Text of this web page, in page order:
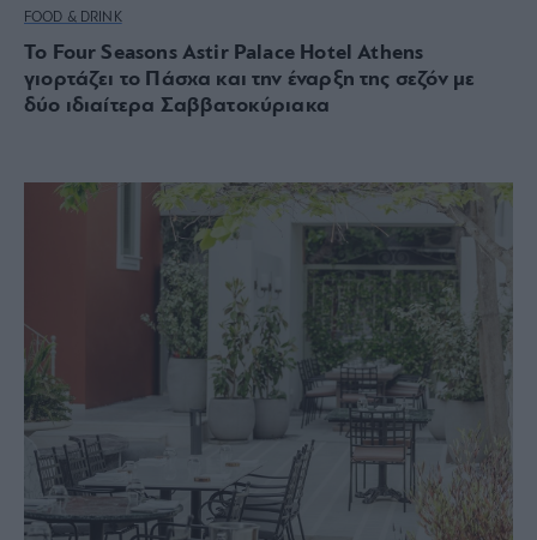
FOOD & DRINK
Το Four Seasons Astir Palace Hotel Athens
γιορτάζει το Πάσχα και την έναρξη της σεζόν με
δύο ιδιαίτερα Σαββατοκύριακα